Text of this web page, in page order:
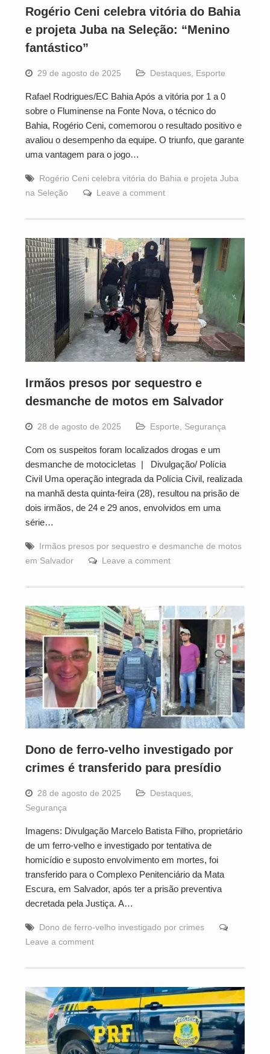
Rogério Ceni celebra vitória do Bahia
e projeta Juba na Seleção: “Menino
fantástico”
29 de agosto de 2025 Destaques, Esporte
Rafael Rodrigues/EC Bahia Após a vitória por 1 a 0
sobre o Fluminense na Fonte Nova, o técnico do
Bahia, Rogério Ceni, comemorou o resultado positivo e
avaliou o desempenho da equipe. O triunfo, que garante
uma vantagem para o jogo…
Rogério Ceni celebra vitória do Bahia e projeta Juba
na Seleção
Leave a comment
Irmãos presos por sequestro e
desmanche de motos em Salvador
28 de agosto de 2025 Esporte, Segurança
Com os suspeitos foram localizados drogas e um
desmanche de motocicletas | Divulgação/ Polícia
Civil Uma operação integrada da Polícia Civil, realizada
na manhã desta quinta-feira (28), resultou na prisão de
dois irmãos, de 24 e 29 anos, envolvidos em uma
série…
Irmãos presos por sequestro e desmanche de motos
em Salvador
Leave a comment
Dono de ferro-velho investigado por
crimes é transferido para presídio
28 de agosto de 2025 Destaques,
Segurança
Imagens: Divulgação Marcelo Batista Filho, proprietário
de um ferro-velho e investigado por tentativa de
homicídio e suposto envolvimento em mortes, foi
transferido para o Complexo Penitenciário da Mata
Escura, em Salvador, após ter a prisão preventiva
decretada pela Justiça. A…
Dono de ferro-velho investigado por crimes
Leave a comment